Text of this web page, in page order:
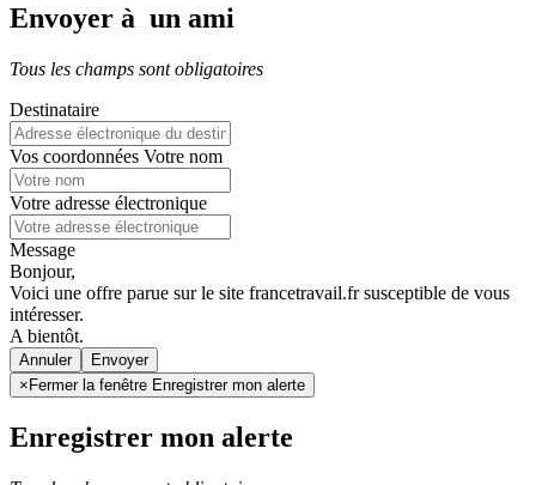
Envoyer à un ami
Tous les champs sont obligatoires
Destinataire
Vos coordonnées Votre nom
Votre adresse électronique
Message
Bonjour,
Voici une offre parue sur le site francetravail.fr susceptible de vous
intéresser.
A bientôt.
Annuler
× Fermer la fenêtre Enregistrer mon alerte
Enregistrer mon alerte